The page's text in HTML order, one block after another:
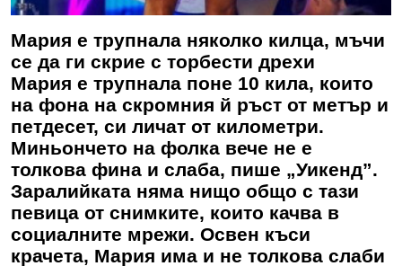
Мария е трупнала няколко килца, мъчи
се да ги скрие с торбести дрехи
Мария е трупнала поне 10 кила, които
на фона на скромния й ръст от метър и
петдесет, си личат от километри.
Миньончето на фолка вече не е
толкова фина и слаба, пише „Уикенд”.
Заралийката няма нищо общо с тази
певица от снимките, които качва в
социалните мрежи. Освен къси
крачета, Мария има и не толкова слаби